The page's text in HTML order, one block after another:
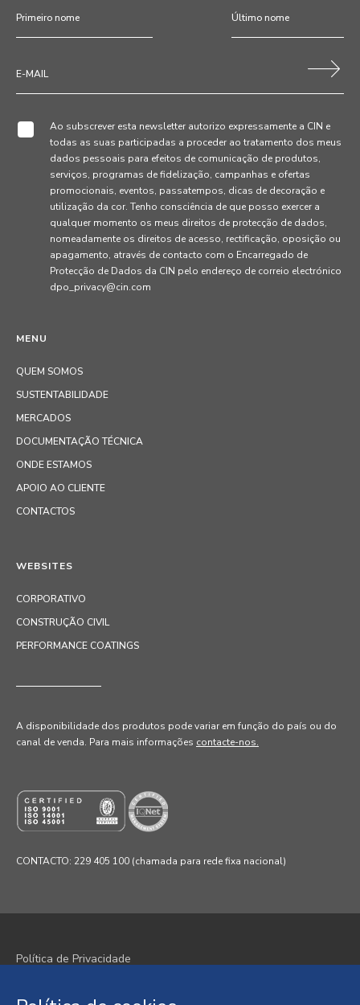
MENU
QUEM SOMOS
SUSTENTABILIDADE
MERCADOS
DOCUMENTAÇÃO TÉCNICA
ONDE ESTAMOS
APOIO AO CLIENTE
CONTACTOS
Ao subscrever esta newsletter autorizo expressamente a CIN e
todas as suas participadas a proceder ao tratamento dos meus
dados pessoais para efeitos de comunicação de produtos,
serviços, programas de fidelização, campanhas e ofertas
promocionais, eventos, passatempos, dicas de decoração e
utilização da cor. Tenho consciência de que posso exercer a
qualquer momento os meus direitos de protecção de dados,
nomeadamente os direitos de acesso, rectificação, oposição ou
apagamento, através de contacto com o Encarregado de
Protecção de Dados da CIN pelo endereço de correio electrónico
dpo_privacy@cin.com
WEBSITES
CORPORATIVO
CONSTRUÇÃO CIVIL
PERFORMANCE COATINGS
A disponibilidade dos produtos pode variar em função do país ou do
canal de venda. Para mais informações contacte-nos.
CONTACTO: 229 405 100 (chamada para rede fixa nacional)
Política de Privacidade